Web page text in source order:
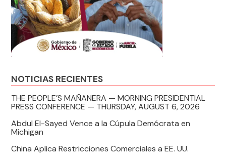
NOTICIAS RECIENTES
THE PEOPLE’S MAÑANERA — MORNING PRESIDENTIAL
PRESS CONFERENCE — THURSDAY, AUGUST 6, 2026
Abdul El-Sayed Vence a la Cúpula Demócrata en
Michigan
China Aplica Restricciones Comerciales a EE. UU.